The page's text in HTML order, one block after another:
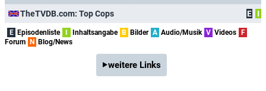
TheTVDB.com: Top Cops
E I
E Episodenliste Inhaltsangabe B Bilder A Audio/Musik V Videos
F
Forum
N Blog/News
weitere Links